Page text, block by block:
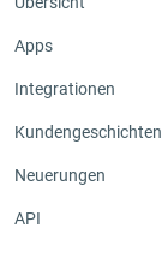
Apps
Integrationen
Kundengeschichten
Neuerungen
API